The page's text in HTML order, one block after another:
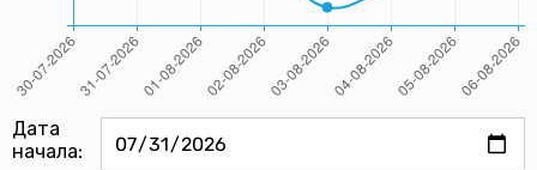
Дата
начала: